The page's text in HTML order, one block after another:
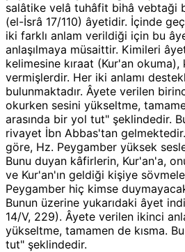
salâtike velâ tuhâfit bihâ vebtaği
(el-İsrâ 17/110) âyetidir. İçinde
iki farklı anlam verildiği için bu
anlaşılmaya müsaittir. Kimileri
kelimesine kıraat (Kur'an okuma),
vermişlerdir. Her iki anlamı
bulunmaktadır. Âyete verilen
okurken sesini yükseltme,
arasında bir yol tut" şeklindedir.
rivayet İbn Abbas'tan
göre, Hz. Peygamber yüksek
Bunu duyan kâfirlerin, Kur'an'a,
ve Kur'an'ın geldiği kişiye
Peygamber hiç kimse
Bunun üzerine yukarıdaki âyet indi
14/V, 229). Âyete verilen ikinci
yükseltme, tamamen de kısma.
tut" şeklindedir.